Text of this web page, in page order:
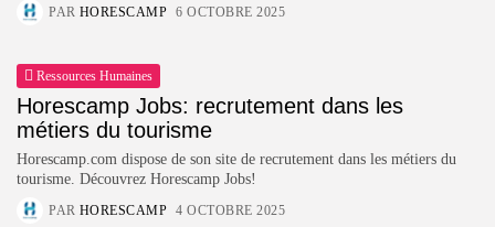
PAR HORESCAMP 6 OCTOBRE 2025
Ressources Humaines
Horescamp Jobs: recrutement dans les
métiers du tourisme
Horescamp.com dispose de son site de recrutement dans les métiers du
tourisme. Découvrez Horescamp Jobs!
PAR HORESCAMP 4 OCTOBRE 2025